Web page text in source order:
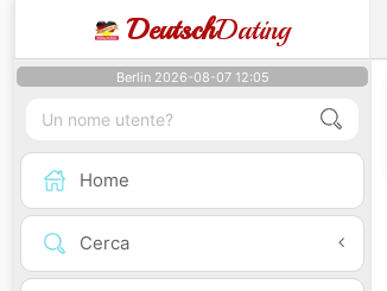
DeutschDating
Berlin 2026-08-07 12:05
Home
Cerca